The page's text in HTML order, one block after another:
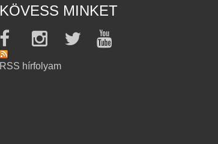
KÖVESS MINKET
RSS hírfolyam